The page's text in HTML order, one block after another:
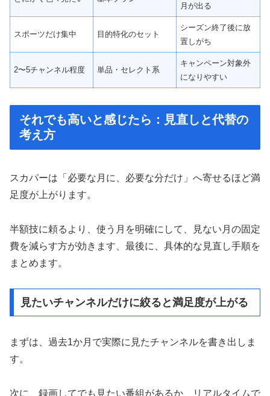
月が出る
スポーツだけ集中 目的特化のセット
シーズン終了後に放
置しがち
2〜5チャンネル程度 単品・セレクト系
キャンペーン対象外
になりやすい
それでも高いと感じたら：見直しと代替の
考え方
スカパーは「必要な月に、必要な分だけ」へ寄せるほど満
足度が上がります。
半額技に頼るより、使う月を明確にして、見ない月の固定
費を減らす方が効きます、最後に、具体的な見直し手順を
まとめます。
見たいチャンネルだけに絞ると満足度が上がる
まずは、過去1か月で実際に見たチャンネルを書き出しま
す。
次に、録画してでも見たい番組があるか、リアルタイムで